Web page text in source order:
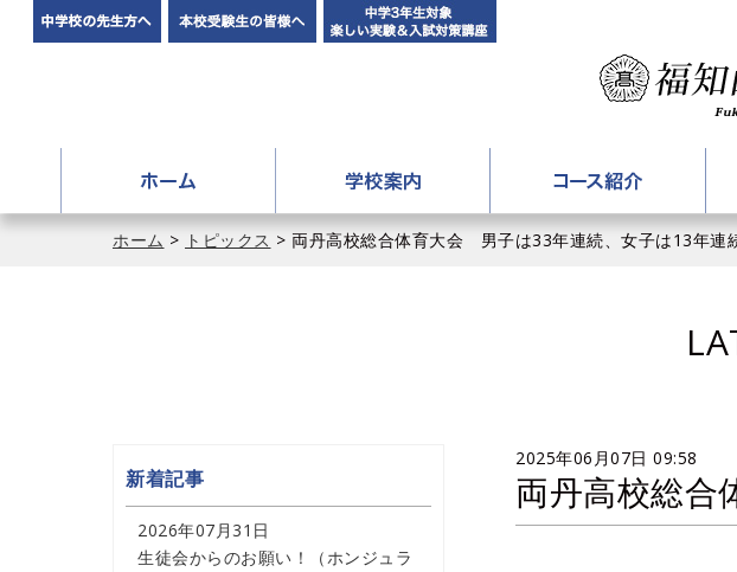
中学校の先生方へ 本校受験生の皆様へ
アドミッションポリシー アカデミーコース
ホーム > トピックス > 両丹高校総合体育大会 男子は33年連続、女子は13年連
2025年06月07日 09:58
両丹高校総
新着記事
2026年07月31日
生徒会からのお願い！（ホンジュラ